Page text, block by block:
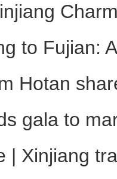
妹在义乌：三天
to Fujian:
Hotan
gala to
| Xinjiang